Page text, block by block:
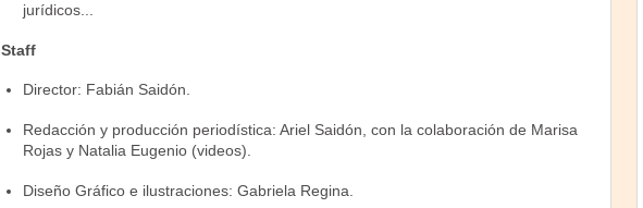
jurídicos...
Staff
Director: Fabián Saidón.
Redacción y producción periodística: Ariel Saidón, con la colaboración de Marisa
Rojas y Natalia Eugenio (videos).
Diseño Gráfico e ilustraciones: Gabriela Regina.